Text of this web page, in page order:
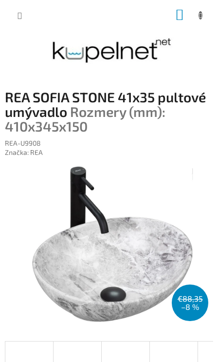
REA SOFIA STONE 41x35 pultové
umývadlo Rozmery (mm):
410x345x150
REA-U9908
Značka: REA
€88,35
–8 %